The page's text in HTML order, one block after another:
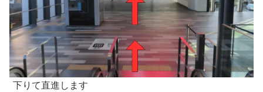
下りて直進します